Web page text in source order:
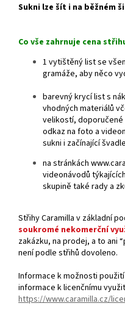
Sukni lze šít i na běžném
Co vše zahrnuje cena
1 vytištěný list se
gramáže, aby něco
barevný krycí list s
vhodných materiálů
velikostí, doporučené
odkaz na foto a
sukni i začínající
na stránkách
videonávodů
skupině také rady a
Střihy Caramilla v základní
soukromé nekomerční
zakázku, na prodej, a to ani
není podle střihů dovoleno.
Informace k možnosti
informace k licenčnímu
https://www.caramilla.cz/